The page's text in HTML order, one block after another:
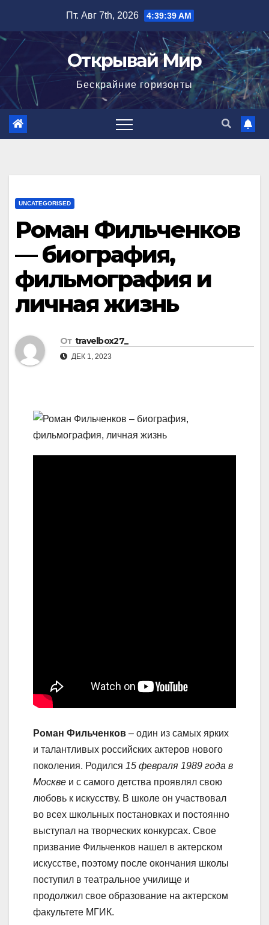
содержимому
Пт. Авг 7th, 2026 4:39:40 AM
Открывай Мир
Бескрайние горизонты
UNCATEGORISED
Роман Фильченков
— биография,
фильмография и
личная жизнь
От travelbox27_
ДЕК 1, 2023
Роман Фильченков – один из самых ярких
и талантливых российских актеров нового
поколения. Родился 15 февраля 1989 года в
Москве и с самого детства проявлял свою
любовь к искусству. В школе он участвовал
во всех школьных постановках и постоянно
выступал на творческих конкурсах. Свое
призвание Фильченков нашел в актерском
искусстве, поэтому после окончания школы
поступил в театральное училище и
продолжил свое образование на актерском
факультете МГИК.